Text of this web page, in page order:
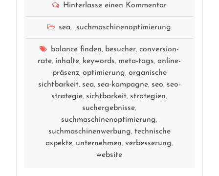
Hinterlasse einen Kommentar
sea, suchmaschinenoptimierung
balance finden, besucher,conversion-
rate, inhalte, keywords, meta-tags,online-
präsenz, optimierung, organische
sichtbarkeit, sea, sea-kampagne, seo, seo-
strategie, sichtbarkeit, strategien,
suchergebnisse,
suchmaschinenoptimierung,
suchmaschinenwerbung, technische
aspekte, unternehmen,verbesserung,
website